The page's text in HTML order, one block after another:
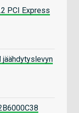
PCI Express
jäähdytyslevyn